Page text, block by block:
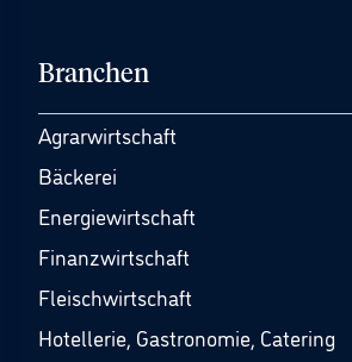
Branchen
Agrarwirtschaft
Bäckerei
Energiewirtschaft
Finanzwirtschaft
Fleischwirtschaft
Hotellerie, Gastronomie, Catering